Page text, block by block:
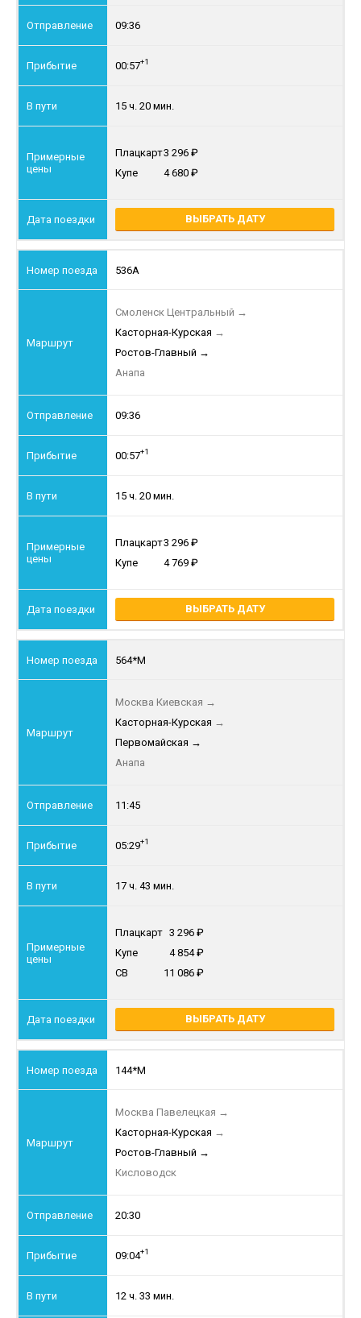
09:36
00:57+1
15 ч. 20 мин.
Плацкарт3 296
Купе
4 680
ВЫБРАТЬ ДАТУ
536А
Смоленск Центральный →
Касторная-Курская →
Ростов-Главный →
Анапа
09:36
00:57+1
15 ч. 20 мин.
Плацкарт3 296
Купе
4 769
ВЫБРАТЬ ДАТУ
564*М
Москва Киевская →
Касторная-Курская →
Первомайская →
Анапа
11:45
05:29+1
17 ч. 43 мин.
Плацкарт 3 296
Купе
4 854
СВ
11 086
ВЫБРАТЬ ДАТУ
144*М
Москва Павелецкая →
Касторная-Курская →
Ростов-Главный →
Кисловодск
20:30
09:04+1
12 ч. 33 мин.